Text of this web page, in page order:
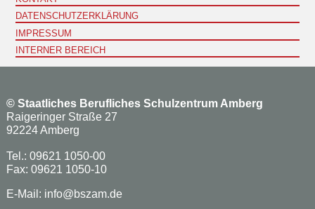
DATENSCHUTZERKLÄRUNG
IMPRESSUM
INTERNER BEREICH
© Staatliches Berufliches Schulzentrum Amberg
Raigeringer Straße 27
92224 Amberg
Tel.: 09621 1050-00
Fax: 09621 1050-10
E-Mail: info@bszam.de